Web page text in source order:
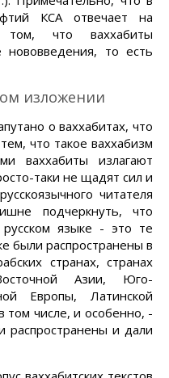
КСА отвечает на
что ваххабиты
нововведения, то есть
изложении
о ваххабитах, что
что такое ваххабизм
ваххабиты излагают
таки не щадят сил и
читателя
подчеркнуть, что
русском языке - это те
были распространены в
странах, странах
Азии, Юго-
Европы, Латинской
том числе, и особенно, -
и дали